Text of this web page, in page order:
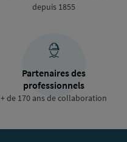
depuis 1855
Partenaires des
professionnels
+ de 170 ans de collaboration